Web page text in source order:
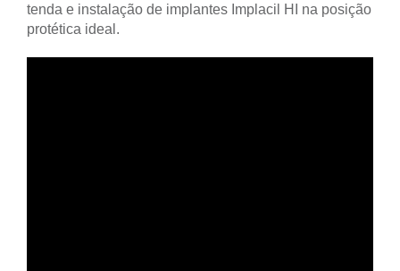
tenda e instalação de implantes Implacil HI na posição
protética ideal.